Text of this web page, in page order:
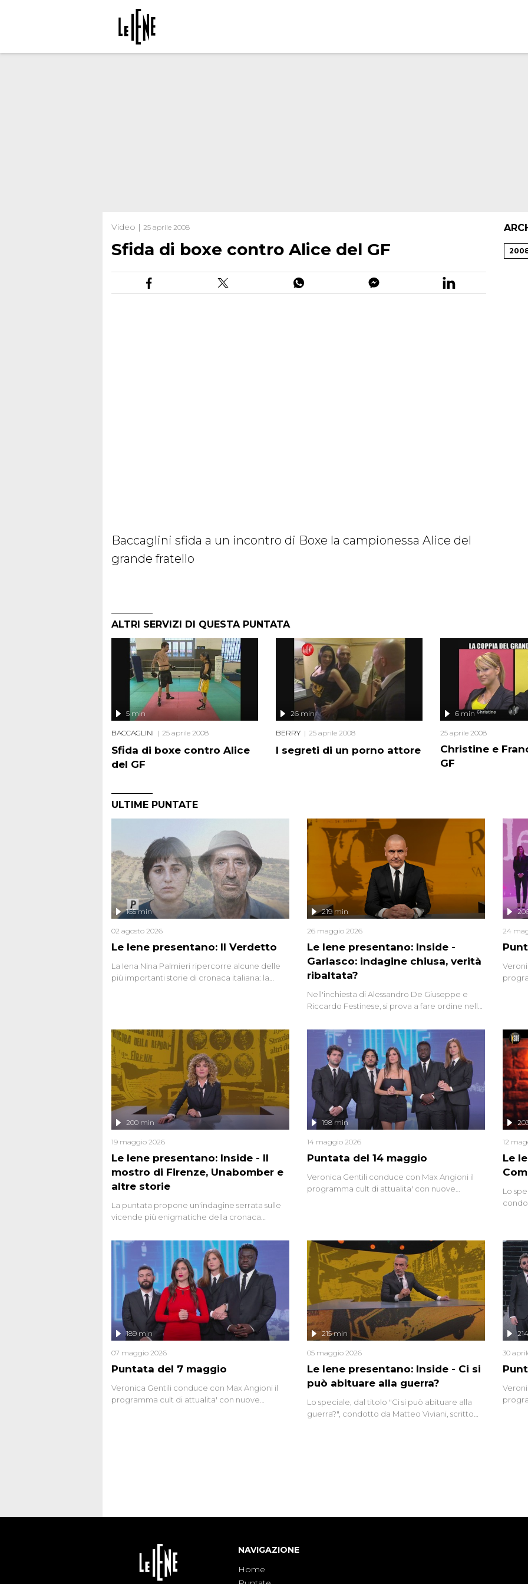
Video | 25 aprile 2008
Sfida di boxe contro Alice del GF
Baccaglini sfida a un incontro di Boxe la campionessa Alice del
grande fratello
ALTRI SERVIZI DI QUESTA PUNTATA
Sfida di boxe contro Alice
del GF
5 min
BACCAGLINI 25 aprile 2008
I segreti di un porno attore
26 min
BERRY 25 aprile 2008
Christine e
GF
6 min
25 aprile 2008
ULTIME PUNTATE
Le Iene presentano: Il Verdetto
165 min
02 agosto 2026
La Iena Nina Palmieri ripercorre alcune delle
più importanti storie di cronaca italiana: la
Le Iene presentano: Inside -
Garlasco: indagine chiusa, verità
ribaltata?
219 min
26 maggio 2026
Nell'inchiesta di Alessandro De Giuseppe e
Riccardo Festinese, si prova a fare ordine nella
continuano a emergere attorno a una delle
vicende giudiziarie più discusse degli ultimi
anni. Lo speciale ricostruisce la vicenda
mettendo in fila testimonianze, errori, dettagli
controversi e i protagonisti di un'indagine che
sembra non avere fine.
24
Le Iene presentano: Inside - Il
mostro di Firenze, Unabomber e
altre storie
200 min
19 maggio 2026
La puntata propone un'indagine serrata sulle
vicende più enigmatiche della cronaca
seriale responsabile di decine di attentati tra
gli anni '90 e il 2000 che, inquietantemente,
potrebbe essere ancora in libertà. Lo speciale
affronta inoltre le zone d'ombra sul Mostro di
Firenze, le cui responsabilità appaiono ancora
oggi avvolte in un groviglio di dubbi mai
chiariti. Nel corso dello speciale anche
l'intervista inedita a Olindo Romano, realizzata
ne...
Puntata del 14 maggio
198 min
14 maggio 2026
Veronica Gentili conduce con Max Angioni il
programma cult di attualita' con nuove
Le
12
Lo
e
Puntata del 7 maggio
189 min
07 maggio 2026
Veronica Gentili conduce con Max Angioni il
programma cult di attualita' con nuove
Le Iene presentano: Inside - Ci si
può abituare alla guerra?
215 min
05 maggio 2026
Lo speciale, dal titolo "Ci si può abituare alla
guerra?", condotto da Matteo Viviani, scritto
30
NAVIGAZIONE
Home